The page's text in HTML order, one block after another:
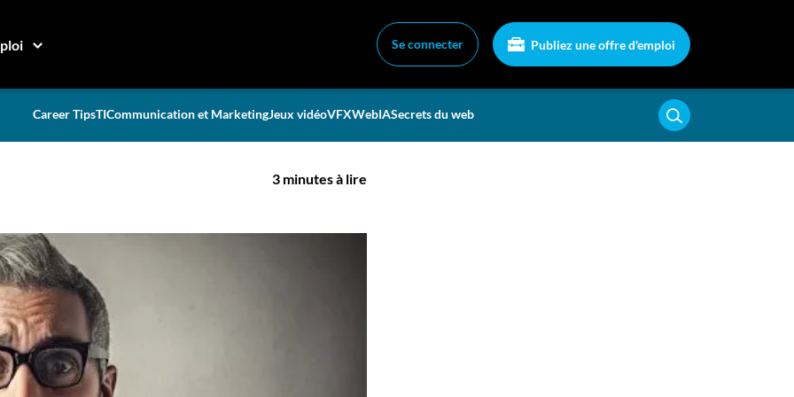
Se connecter Publiez une offre d'emploi
Career TipsTICommunication et MarketingJeux vidéoVFXWebIASecrets du web
employé !
forcément un mauvais
3 minutes à lire